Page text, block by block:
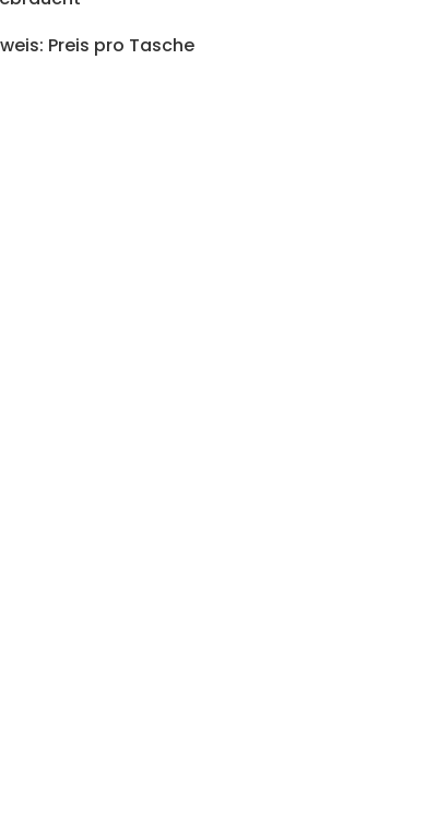
Preis pro Tasche